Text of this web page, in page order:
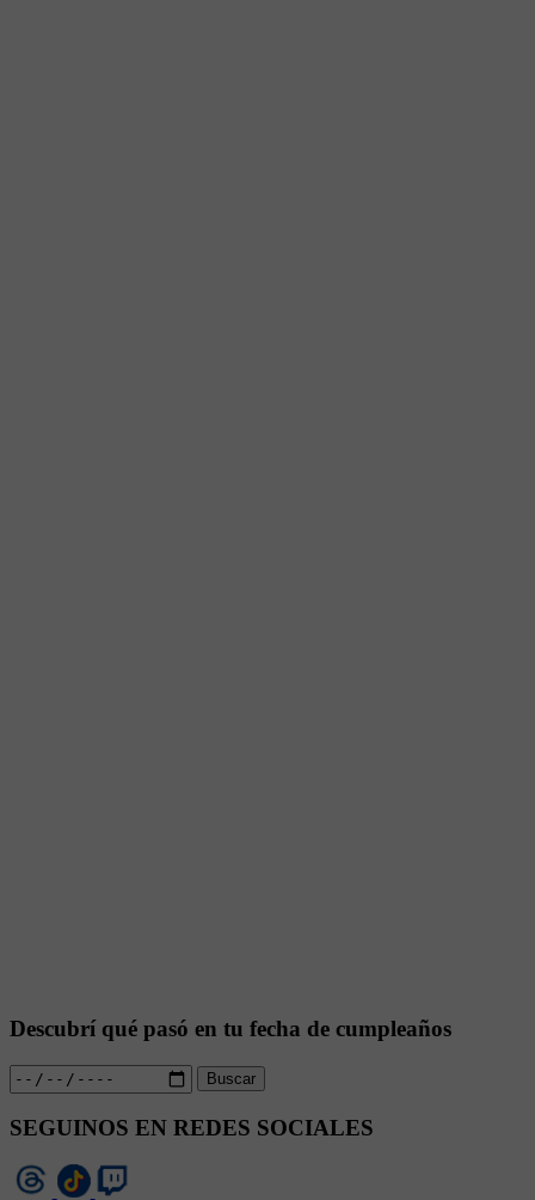
Descubrí qué pasó en tu fecha de cumpleaños
Buscar
SEGUINOS EN REDES SOCIALES